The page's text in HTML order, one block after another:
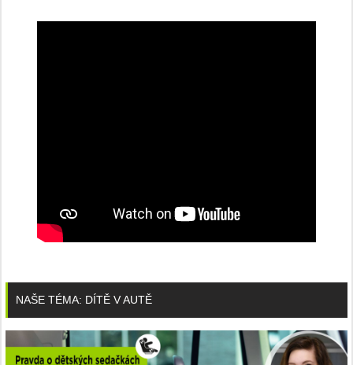
NAŠE TÉMA: DÍTĚ V AUTĚ